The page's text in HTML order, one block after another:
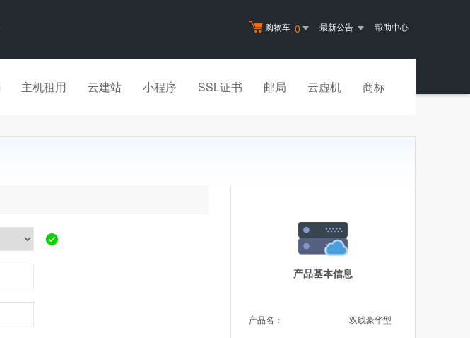
购物车 0 最新公告 帮助中心
主机租用 云建站 小程序 SSL证书 邮局 云虚机 商标
产品基本信息
产品名： 双线豪华型